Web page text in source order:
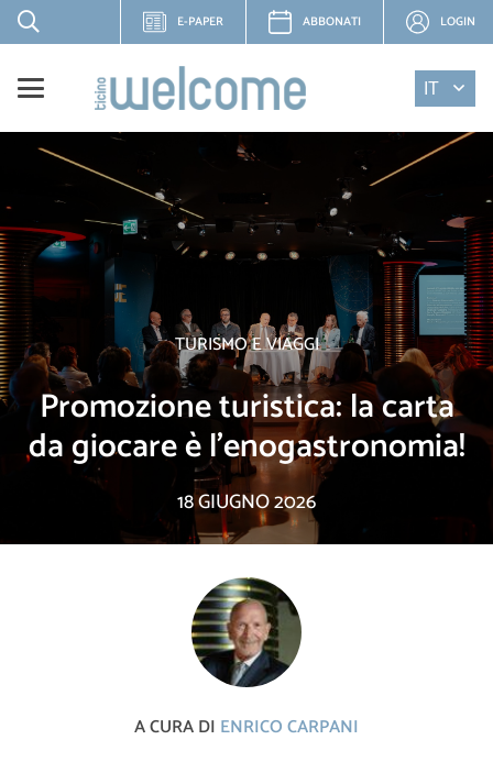
E-PAPER ABBONATI LOGIN
IT
TURISMO E VIAGGI
Promozione turistica: la carta
da giocare è l’enogastronomia!
18 GIUGNO 2026
A CURA DI ENRICO CARPANI